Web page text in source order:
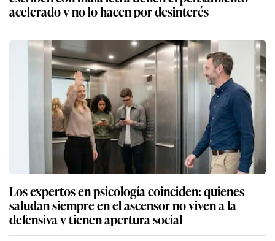
acelerado y no lo hacen por desinterés
Los expertos en psicología coinciden: quienes
saludan siempre en el ascensor no viven a la
defensiva y tienen apertura social